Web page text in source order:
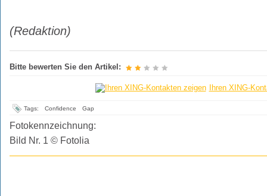
(Redaktion)
Bitte bewerten Sie den Artikel:
Ihren XING-
Tags: Confidence Gap
Fotokennzeichnung:
Bild Nr. 1 © Fotolia